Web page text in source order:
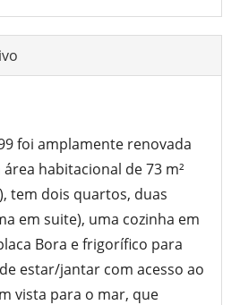
foi amplamente renovada
habitacional de 73 m²
tem dois quartos, duas
em suite), uma cozinha em
Bora e frigorífico para
estar/jantar com acesso ao
vista para o mar, que